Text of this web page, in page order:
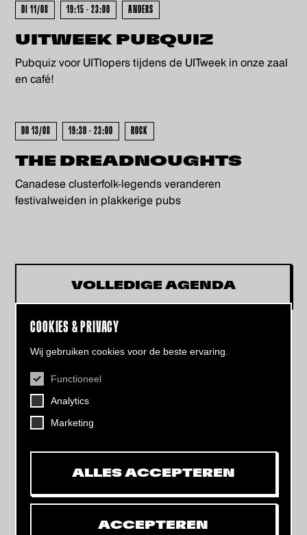
COOKIES & PRIVACY
Wij gebruiken cookies voor de beste ervaring.
Functioneel
Analytics
Marketing
ALLES ACCEPTEREN
ACCEPTEREN
DI 11/08 19:15 - 23:00 ANDERS
UITWEEK PUBQUIZ
Pubquiz voor UITlopers tijdens de UITweek in onze zaal
en café!
- UITVERKOCHT -
DO 13/08 19:30 - 23:00 ROCK
THE DREADNOUGHTS
Canadese clusterfolk-legends veranderen
festivalweiden in plakkerige pubs
VOLLEDIGE AGENDA
CONTACT
Helling 7, 3523 CB Utrecht
Toegankelijkheids­verklaringMijn tickets